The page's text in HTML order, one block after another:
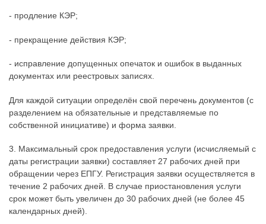
- продление КЭР;
- прекращение действия КЭР;
- исправление допущенных опечаток и ошибок в выданных
документах или реестровых записях.
Для каждой ситуации определён свой перечень документов (с
разделением на обязательные и представляемые по
собственной инициативе) и форма заявки.
3. Максимальный срок предоставления услуги (исчисляемый с
даты регистрации заявки) составляет 27 рабочих дней при
обращении через ЕПГУ. Регистрация заявки осуществляется в
течение 2 рабочих дней. В случае приостановления услуги
срок может быть увеличен до 30 рабочих дней (не более 45
календарных дней).